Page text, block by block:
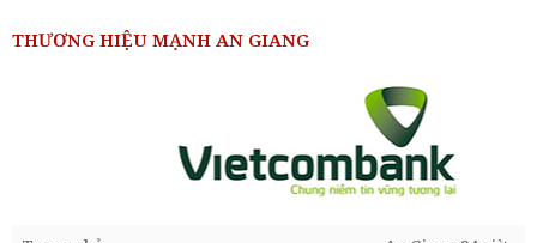
THƯƠNG HIỆU MẠNH AN GIANG